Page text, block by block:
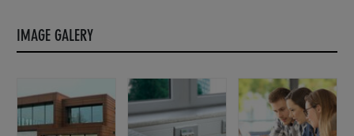
IMAGE GALERY